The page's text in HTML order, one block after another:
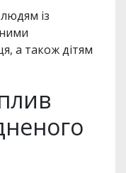
із
а також дітям